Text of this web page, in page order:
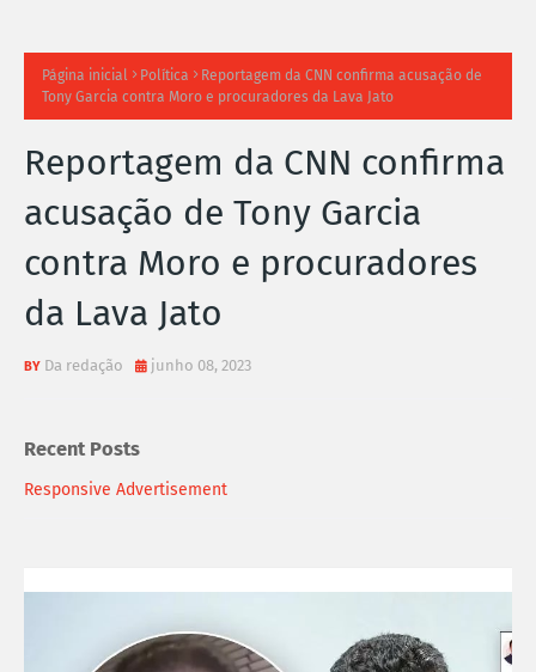
A
S
N
O
I
A
Página inicial Política
Reportagem da CNN confirma acusação de
Tony Garcia contra Moro e procuradores da Lava Jato
Reportagem da CNN confirma
acusação de Tony Garcia
contra Moro e procuradores
da Lava Jato
Da redação junho 08, 2023
Recent Posts
Responsive Advertisement